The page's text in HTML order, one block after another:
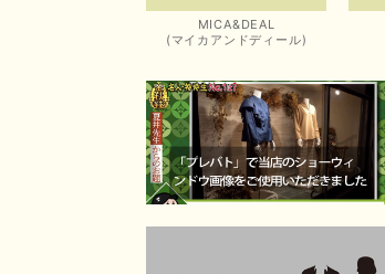
MICA&DEAL
(マイカアンドディール)